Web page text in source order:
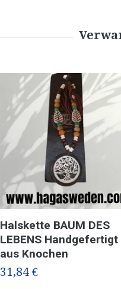
Halskette BAUM DES
LEBENS Handgefertigt
aus Knochen
31,84 €